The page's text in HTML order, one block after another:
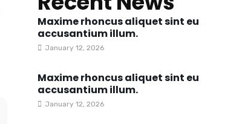
Maxime rhoncus aliquet sint eu
accusantium illum.
January 12, 2026
Maxime rhoncus aliquet sint eu
accusantium illum.
January 12, 2026